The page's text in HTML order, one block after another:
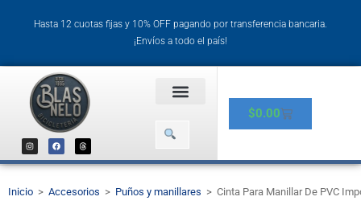
Hasta 12 cuotas fijas y 10% OFF pagando por transferencia bancaria.
¡Envíos a todo el país!
$0.00
Inicio > Accesorios > Puños y manillares > Cinta Para Manillar De PVC